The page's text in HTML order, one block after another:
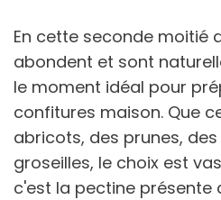
En cette seconde moitié
abondent et sont
le moment idéal pour
confitures maison. Que
abricots, des prunes,
groseilles, le choix est
c'est la pectine présente